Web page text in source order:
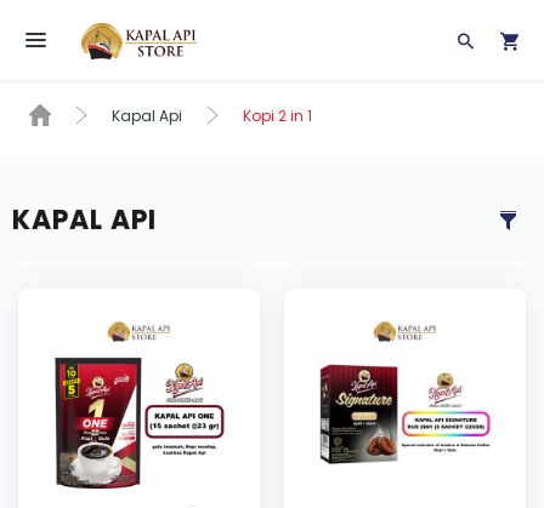
Toggle navigation
Kapal Api Kopi 2 in 1
KAPAL API